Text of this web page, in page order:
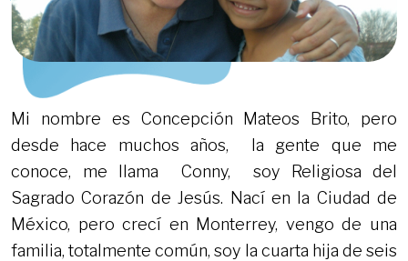
Mi nombre es Concepción Mateos Brito, pero
desde hace muchos años, la gente que me
conoce, me llama Conny, soy Religiosa del
Sagrado Corazón de Jesús. Nací en la Ciudad de
México, pero crecí en Monterrey, vengo de una
familia, totalmente común, soy la cuarta hija de seis